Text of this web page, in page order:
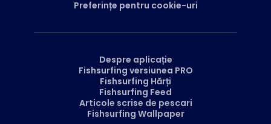
Preferințe pentru cookie-uri
Despre aplicație
Fishsurfing versiunea PRO
Fishsurfing Hărți
Fishsurfing Feed
Articole scrise de pescari
Fishsurfing Wallpaper